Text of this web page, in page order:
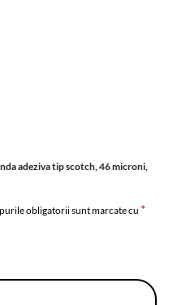
adeziva tip scotch, 46 microni,
obligatorii sunt marcate cu *